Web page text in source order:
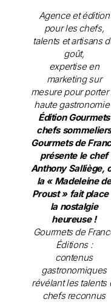
Agence et édition
pour les chefs,
talents et artisans
goût,
expertise en
marketing sur
mesure pour porter
haute gastronomie
Édition Gourmets
chefs
Gourmets de
présente le chef
Anthony Salliège,
la « Madeleine de
Proust » fait place
la nostalgie
heureuse !
Gourmets de
Éditions :
contenus
gastronomiques
révélant les talents
chefs reconnus